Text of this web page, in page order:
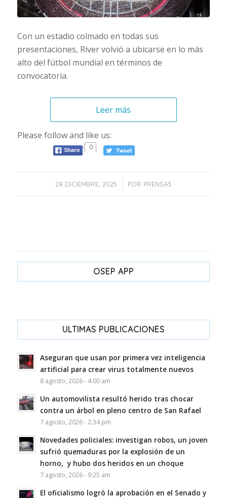
Con un estadio colmado en todas sus
presentaciones, River volvió a ubicarse en lo más
alto del fútbol mundial en términos de
convocatoria.
Leer más
Please follow and like us:
0
28 DICIEMBRE, 2025
/ POR PRENSA3
OSEP APP
ULTIMAS PUBLICACIONES
Aseguran que usan por primera vez inteligencia
artificial para crear virus totalmente nuevos
8 agosto, 2026 - 4:00 am
Un automovilista resultó herido tras chocar
contra un árbol en pleno centro de San Rafael
7 agosto, 2026 - 2:34 pm
Novedades policiales: investigan robos, un joven
sufrió quemaduras por la explosión de un
horno, y hubo dos heridos en un choque
7 agosto, 2026 - 9:25 am
El oficialismo logró la aprobación en el Senado y